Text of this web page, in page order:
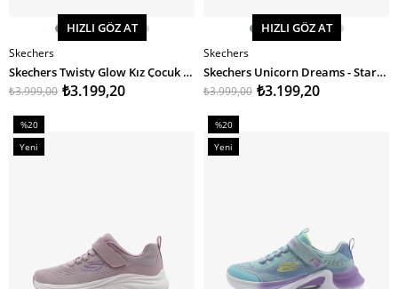
SEPETE EKLE
HIZLI GÖZ AT
Skechers
Skechers Twisty Glow Kız Çocuk Spor Ayakkabı
₺3.199,20
₺3.999,00
SEPETE EKLE
HIZLI GÖZ AT
Skechers
Skechers Unicorn Dreams - Starry Lite Kız Çocuk Spor Ayakkabı
₺3.199,20
₺3.999,00
%20
İndirim
%20İndirim
Yeni
%20
İndirim
%20İndirim
Yeni